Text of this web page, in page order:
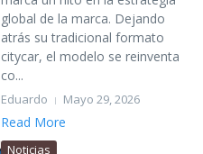
global de la marca. Dejando
atrás su tradicional formato
citycar, el modelo se reinventa
co...
Eduardo Mayo 29, 2026
Read More
Noticias